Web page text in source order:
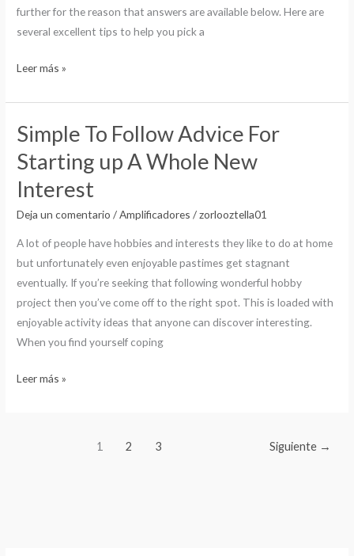
further for the reason that answers are available below. Here are
several excellent tips to help you pick a
Leer más »
Simple To Follow Advice For
Starting up A Whole New
Interest
Deja un comentario /Amplificadores /zorlooztella01
A lot of people have hobbies and interests they like to do at home
but unfortunately even enjoyable pastimes get stagnant
eventually. If you’re seeking that following wonderful hobby
project then you’ve come off to the right spot. This is loaded with
enjoyable activity ideas that anyone can discover interesting.
When you find yourself coping
Simple
Follow
Advice
For
up
A
Whole
New
Interest
Leer más »
1 2 3 Siguiente →